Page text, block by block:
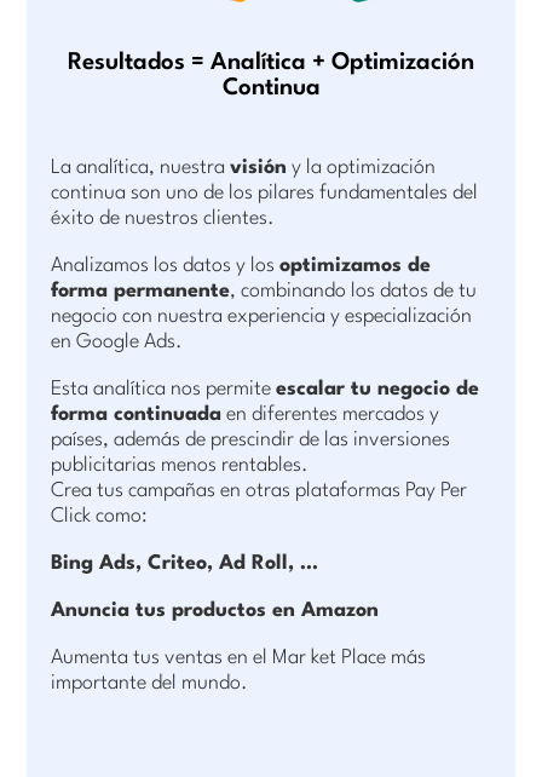
Resultados = Analítica + Optimización
Continua
La analítica, nuestravisión y la optimización
continua son uno de los pilares fundamentales del
éxito de nuestros clientes.
Analizamos los datos y losoptimizamos de
forma permanente, combinando los datos de tu
negocio con nuestra experiencia y especialización
en Google Ads.
Esta analítica nos permiteescalar tu negocio de
forma continuada en diferentes mercados y
países, además de prescindir de las inversiones
publicitarias menos rentables.
Crea tus campañas en otras plataformas Pay Per
Click como:
Bing Ads, Criteo, Ad Roll, …
Anuncia tus productos en Amazon
Aumenta tus ventas en el Mar ket Place más
importante del mundo.